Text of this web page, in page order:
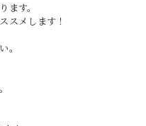
ます。
スメします！
。